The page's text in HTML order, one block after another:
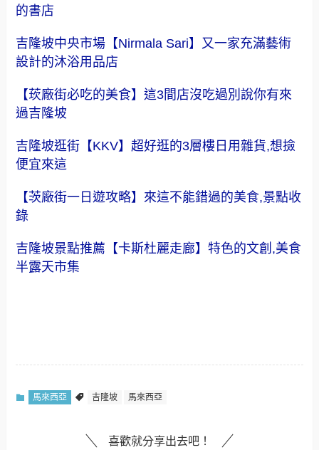
的書店
吉隆坡中央市場【Nirmala Sari】又一家充滿藝術
設計的沐浴用品店
【莰廠街必吃的美食】這3間店沒吃過別說你有來
過吉隆坡
吉隆坡逛街【KKV】超好逛的3層樓日用雜貨,想撿
便宜來這
【茨廠街一日遊攻略】來這不能錯過的美食,景點收
錄
吉隆坡景點推薦【卡斯杜麗走廊】特色的文創,美食
半露天市集
馬來西亞 吉隆坡 馬來西亞
喜歡就分享出去吧！